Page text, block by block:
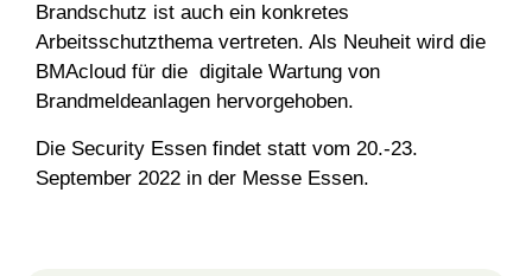
Brandschutz ist auch ein konkretes
Arbeitsschutzthema vertreten. Als Neuheit wird die
BMAcloud für die digitale Wartung von
Brandmeldeanlagen hervorgehoben.
Die Security Essen findet statt vom 20.-23.
September 2022 in der Messe Essen.